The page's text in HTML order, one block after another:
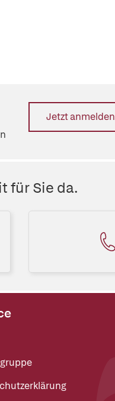
Jetzt anmelden
für Sie da.